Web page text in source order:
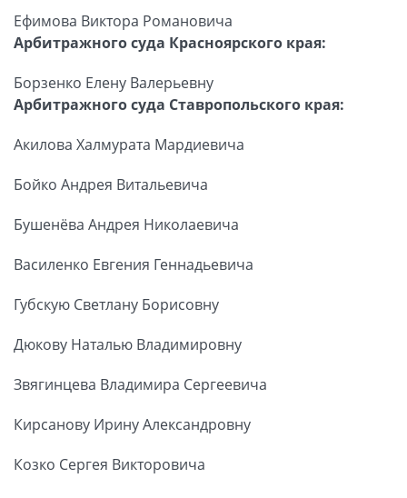
Ефимова Виктора Романовича
Арбитражного суда Красноярского края:
Борзенко Елену Валерьевну
Арбитражного суда Ставропольского края:
Акилова Халмурата Мардиевича
Бойко Андрея Витальевича
Бушенёва Андрея Николаевича
Василенко Евгения Геннадьевича
Губскую Светлану Борисовну
Дюкову Наталью Владимировну
Звягинцева Владимира Сергеевича
Кирсанову Ирину Александровну
Козко Сергея Викторовича